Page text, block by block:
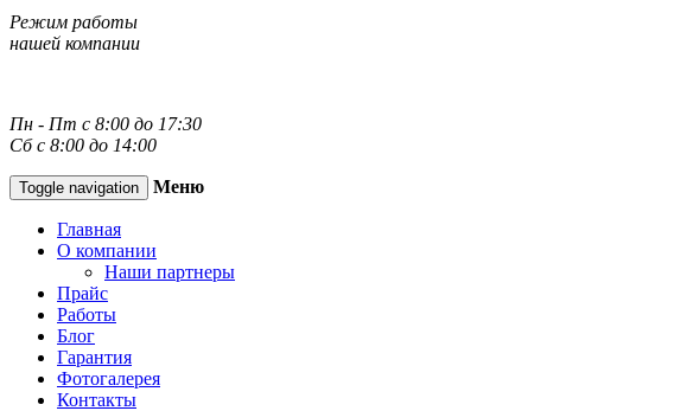
Режим работы
нашей компании
Пн - Пт с 8:00 до 17:30
Сб с 8:00 до 14:00
Toggle navigation Меню
Главная
О компании
Наши партнеры
Прайс
Работы
Блог
Гарантия
Фотогалерея
Контакты